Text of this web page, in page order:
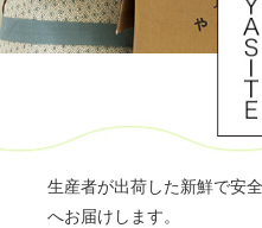
生産者が出荷した新鮮で安
へお届けします。